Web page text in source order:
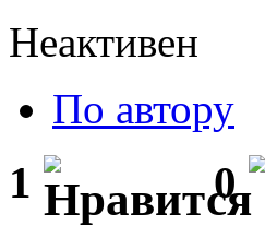
Неактивен
По автору
1 0